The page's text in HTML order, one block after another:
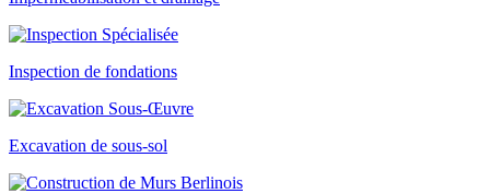
Inspection de fondations
Excavation de sous-sol